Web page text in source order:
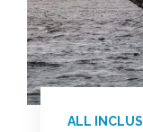
ALL